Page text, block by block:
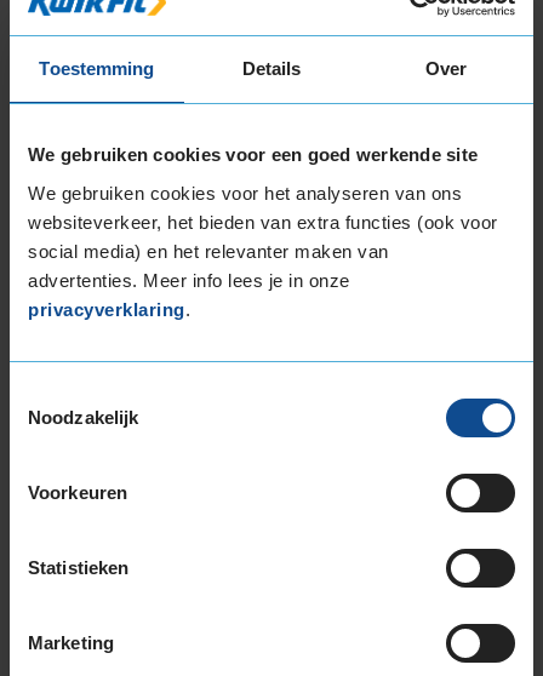
Toestemming Details Over
We gebruiken cookies voor een goed werkende site
We gebruiken cookies voor het analyseren van ons
websiteverkeer, het bieden van extra functies (ook voor
social media) en het relevanter maken van
advertenties. Meer info lees je in onze
privacyverklaring.
Noodzakelijk
Voorkeuren
Statistieken
Marketing
18-inch banden
225/40R18 92Y EXTRALOAD
225/40R18 92Y EXTRALOAD
225/40R19 93W EXTRALOAD
235/35R19 91Y EXTRALOAD
235/35R19 91Y EXTRALOAD
235/50R19 99W
245/40R19 98Y EXTRALOAD
245/50R19 105Y EXTRALOAD
255/40R19 100Y EXTRALOAD RUNFLAT
255/50R19 107W EXTRALOAD